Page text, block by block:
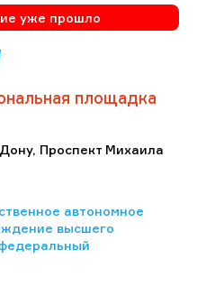
уже прошло
площадка
Проспект Михаила
автономное
высшего